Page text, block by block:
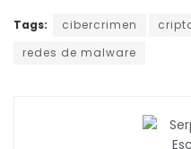
Tags: cibercrimen
redes de malware